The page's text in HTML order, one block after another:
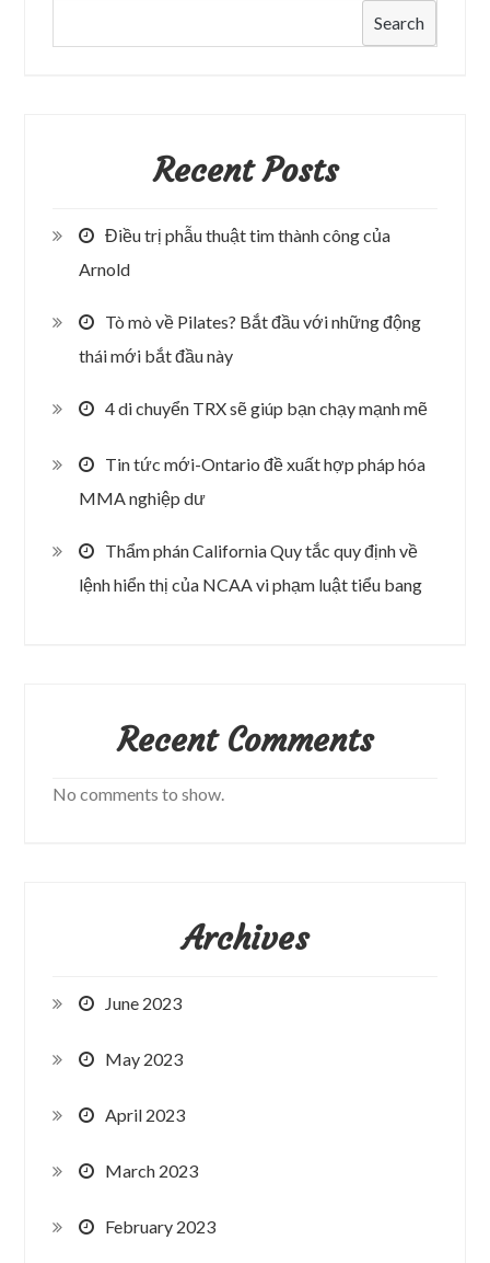
Search
Recent Posts
Điều trị phẫu thuật tim thành công của
Arnold
Tò mò về Pilates? Bắt đầu với những động
thái mới bắt đầu này
4 di chuyển TRX sẽ giúp bạn chạy mạnh mẽ
Tin tức mới-Ontario đề xuất hợp pháp hóa
MMA nghiệp dư
Thẩm phán California Quy tắc quy định về
lệnh hiển thị của NCAA vi phạm luật tiểu bang
Recent Comments
No comments to show.
Archives
June 2023
May 2023
April 2023
March 2023
February 2023